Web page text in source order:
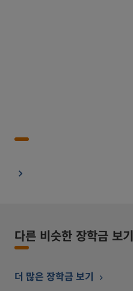
다른 비슷한 장학금 보기
더 많은 장학금 보기